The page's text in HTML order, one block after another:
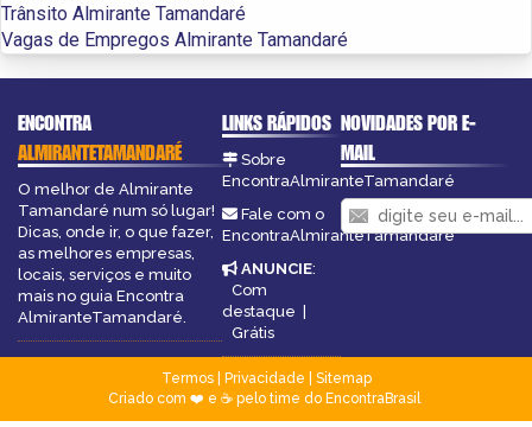
Trânsito Almirante Tamandaré
Vagas de Empregos Almirante Tamandaré
ENCONTRA
ALMIRANTETAMANDARÉ
O melhor de Almirante
Tamandaré num só lugar!
Dicas, onde ir, o que fazer,
as melhores empresas,
locais, serviços e muito
mais no guia Encontra
AlmiranteTamandaré.
LINKS RÁPIDOS
Sobre
EncontraAlmiranteTamandaré
Fale com o
EncontraAlmiranteTamandaré
ANUNCIE:
Com
destaque |
Grátis
NOVIDADES POR E-
MAIL
Termos| Privacidade
Sitemap
Criado com ❤️ e ☕ pelo time do EncontraBrasil